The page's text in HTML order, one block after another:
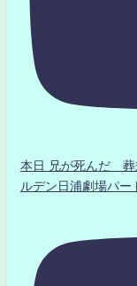
本日 兄が死んだ
ルデン日浦劇場パー